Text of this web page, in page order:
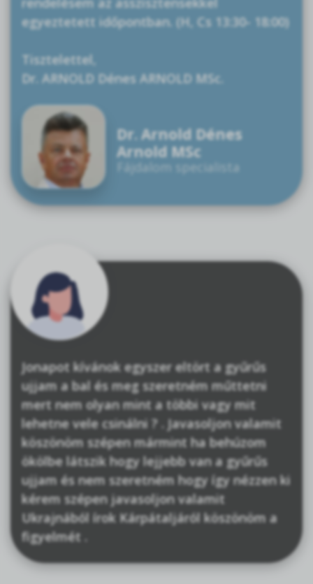
egyeztetett időpontban. (H, Cs 13:30- 18:00)
Tisztelettel,
Dr. ARNOLD Dénes ARNOLD MSc.
Dr. Arnold Dénes
Arnold MSc
Fájdalom specialista
Jonapot kívánok egyszer eltört a gyűrűs
ujjam a bal és meg szeretném műttetni
mert nem olyan mint a többi vagy mit
lehetne vele csinálni ? . Javasoljon valamit
köszönöm szépen mármint ha behúzom
ökölbe látszik hogy lejjebb van a gyűrűs
ujjam és nem szeretném hogy így nézzen ki
kérem szépen javasoljon valamit
Ukrajnából írok Kárpátaljáról köszönöm a
figyelmét .